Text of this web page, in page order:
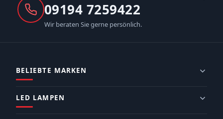
09194 7259422
Wir beraten Sie gerne persönlich.
BELIEBTE MARKEN
LED LAMPEN